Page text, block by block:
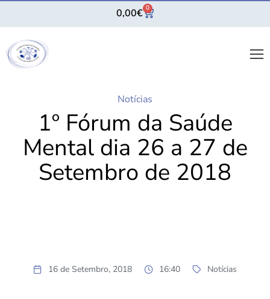
0,00€ 0
Notícias
1º Fórum da Saúde
Mental dia 26 a 27 de
Setembro de 2018
16 de Setembro, 2018 16:40 Notícias